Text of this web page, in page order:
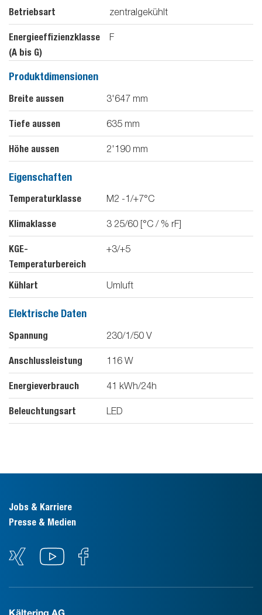
Betriebsart zentralgekühlt
Energieeffizienzklasse
(A bis G)
F
Produktdimensionen
Breite aussen 3'647 mm
Tiefe aussen 635 mm
Höhe aussen 2'190 mm
Eigenschaften
Temperaturklasse M2 -1/+7°C
Klimaklasse 3 25/60 [°C / % rF]
KGE-
Temperaturbereich
+3/+5
Kühlart Umluft
Elektrische Daten
Spannung 230/1/50 V
Anschlussleistung 116 W
Energieverbrauch 41 kWh/24h
Beleuchtungsart LED
Jobs & Karriere
Presse & Medien
Kältering AG